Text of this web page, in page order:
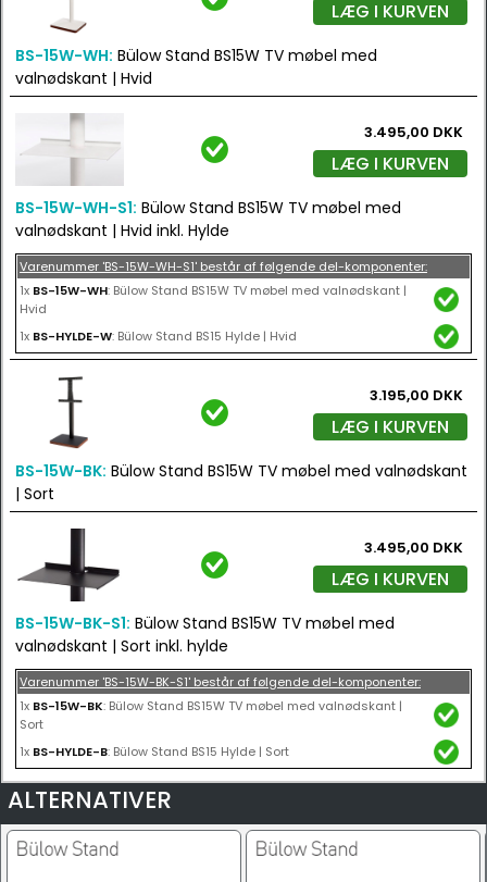
LÆG I KURVEN
BS-15W-WH: Bülow Stand BS15W TV møbel med
valnødskant | Hvid
3.495,00 DKK
LÆG I KURVEN
BS-15W-WH-S1: Bülow Stand BS15W TV møbel med
valnødskant | Hvid inkl. Hylde
Varenummer 'BS-15W-WH-S1' består af følgende del-komponenter:
1x BS-15W-WH: Bülow Stand BS15W TV møbel med valnødskant |
Hvid
1x BS-HYLDE-W: Bülow Stand BS15 Hylde | Hvid
3.195,00 DKK
LÆG I KURVEN
BS-15W-BK: Bülow Stand BS15W TV møbel med valnødskant
| Sort
3.495,00 DKK
LÆG I KURVEN
BS-15W-BK-S1: Bülow Stand BS15W TV møbel med
valnødskant | Sort inkl. hylde
Varenummer 'BS-15W-BK-S1' består af følgende del-komponenter:
1x BS-15W-BK: Bülow Stand BS15W TV møbel med valnødskant |
Sort
1x BS-HYLDE-B: Bülow Stand BS15 Hylde | Sort
ALTERNATIVER